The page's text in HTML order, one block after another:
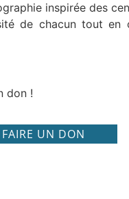
inspirée des
de chacun tout en
don !
FAIRE UN DON